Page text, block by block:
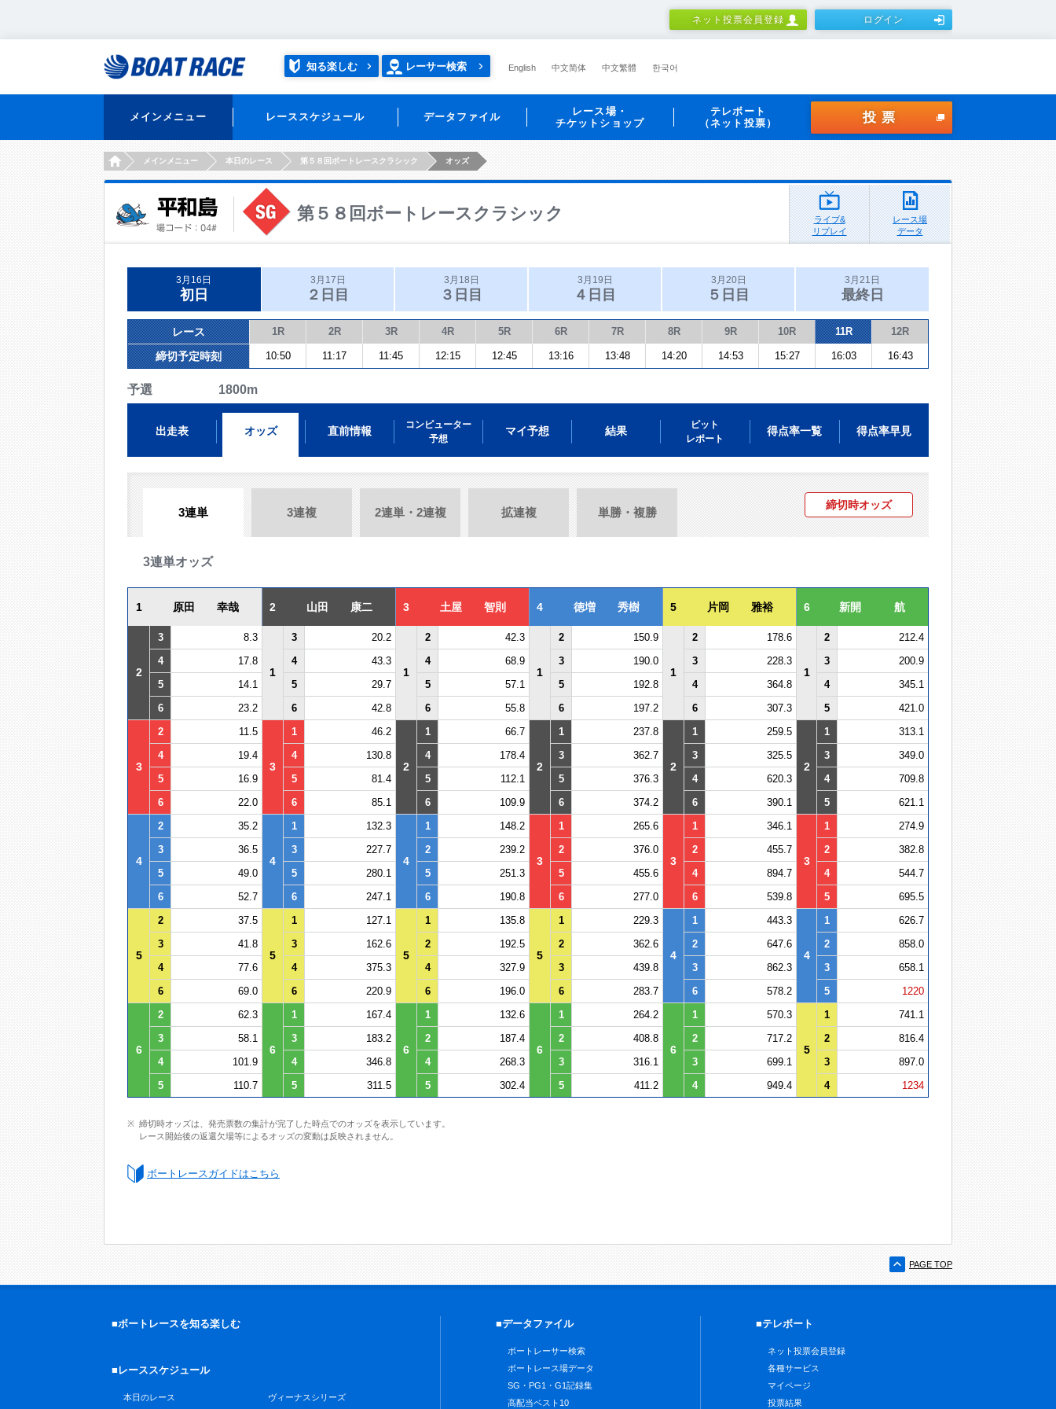
ネット投票会員登録 ログイン
知る楽しむ レーサー検索 English 中文简体 中文繁體 한국어
メインメニュー レーススケジュール データファイル
レース場・
チケットショップ
テレボート
（ネット投票）
投票
HOMEメインメニュー 本日のレース 第５８回ボートレースクラシック オッズ
第５８回ボートレースクラシック
ライブ&
リプレイ
レース場
データ
3月16日
初日
3月17日
２日目
3月18日
３日目
3月19日
４日目
3月20日
５日目
3月21日
最終日
レース 1R 2R 3R 4R 5R 6R 7R 8R 9R 10R 11R 12R
締切予定時刻 10:50 11:17 11:45 12:15 12:45 13:16 13:48 14:20 14:53 15:27 16:03 16:43
予選 1800m
出走表 オッズ 直前情報
コンピューター
予想
マイ予想 結果
ピット
レポート
得点率一覧 得点率早見
3連単 3連複 2連単・2連複 拡連複 単勝・複勝
締切時オッズ
3連単オッズ
1 原田 幸哉 2 山田 康二 3 土屋 智則 4 徳増 秀樹 5 片岡 雅裕 6 新開 航
2
3 8.3
1
3 20.2
1
2 42.3
1
2 150.9
1
2 178.6
1
2
212.4
4
17.8 4 43.3 4 68.9 3 190.0 3 228.3 3
200.9
5
14.1 5 29.7 5 57.1 5 192.8 4 364.8 4
345.1
6
23.2 6 42.8 6 55.8 6 197.2 6 307.3 5 421.0
3
2 11.5
3
1 46.2
2
1 66.7
2
1 237.8
2
1 259.5
2
1
313.1
4
19.4 4 130.8 4 178.4 3 362.7 3 325.5 3
349.0
5
16.9 5 81.4 5 112.1 5 376.3 4 620.3 4
709.8
6
22.0 6 85.1 6 109.9 6 374.2 6 390.1 5 621.1
4
2 35.2
4
1 132.3
4
1 148.2
3
1 265.6
3
1 346.1
3
1
274.9
3
36.5 3 227.7 2 239.2 2 376.0 2 455.7 2
382.8
5
49.0 5 280.1 5 251.3 5 455.6 4 894.7 4
544.7
6
52.7 6 247.1 6 190.8 6 277.0 6 539.8 5 695.5
5
2 37.5
5
1 127.1
5
1 135.8
5
1 229.3
4
1 443.3
4
1
626.7
3
41.8 3 162.6 2 192.5 2 362.6 2 647.6 2
858.0
4
77.6 4 375.3 4 327.9 3 439.8 3 862.3 3
658.1
6
69.0 6 220.9 6 196.0 6 283.7 6 578.2 5 1220
6
2 62.3
6
1 167.4
6
1 132.6
6
1 264.2
6
1 570.3
5
1
741.1
3
58.1 3 183.2 2 187.4 2 408.8 2 717.2 2
816.4
4
101.9 4 346.8 4 268.3 3 316.1 3 699.1 3
897.0
5
110.7 5 311.5 5 302.4 5 411.2 4 949.4 4 1234
締切時オッズは、発売票数の集計が完了した時点でのオッズを表示しています。
レース開始後の返還欠場等によるオッズの変動は反映されません。
ボートレースガイドはこちら
PAGE TOP
■ボートレースを知る楽しむ
■レーススケジュール
本日のレース ヴィーナスシリーズ
■データファイル
ボートレーサー検索
ボートレース場データ
SG・PG1・G1記録集
高配当ベスト10
■テレボート
ネット投票会員登録
各種サービス
マイページ
投票結果